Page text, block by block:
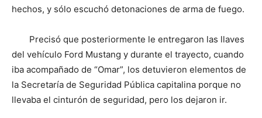
hechos, y sólo escuchó detonaciones de arma de fuego.
Precisó que posteriormente le entregaron las llaves
del vehículo Ford Mustang y durante el trayecto, cuando
iba acompañado de “Omar”, los detuvieron elementos de
la Secretaría de Seguridad Pública capitalina porque no
llevaba el cinturón de seguridad, pero los dejaron ir.